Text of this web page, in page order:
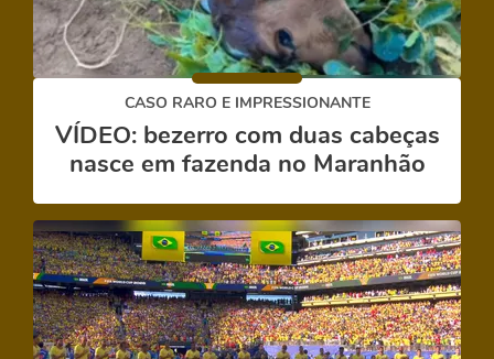
CASO RARO E IMPRESSIONANTE
VÍDEO: bezerro com duas cabeças
nasce em fazenda no Maranhão